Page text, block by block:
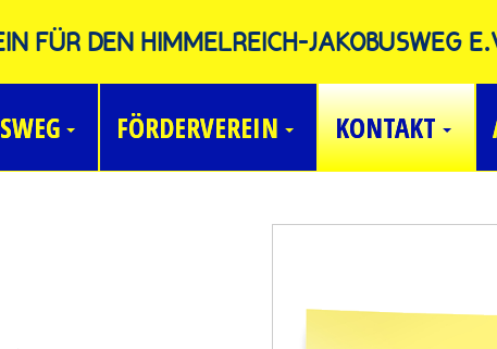
FÜR DEN HIMMELREICH-JAKOBUSWEG
FÖRDERVEREIN KONTAKT